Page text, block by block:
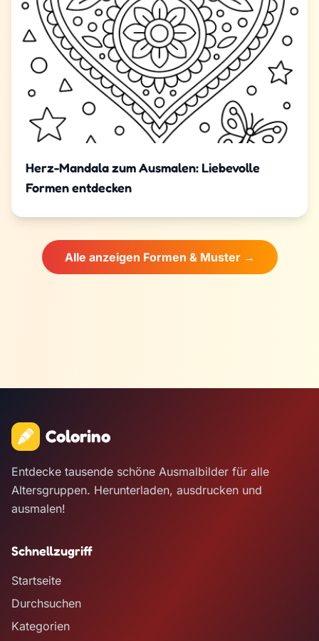
Herz-Mandala zum Ausmalen: Liebevolle
Formen entdecken
Alle anzeigen Formen & Muster →
Colorino
Entdecke tausende schöne Ausmalbilder für alle
Altersgruppen. Herunterladen, ausdrucken und
ausmalen!
Schnellzugriff
Startseite
Durchsuchen
Kategorien